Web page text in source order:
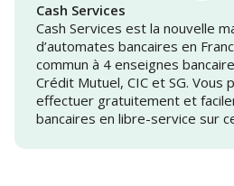
Cash Services
Cash Services est la nouvelle
d’automates bancaires en
commun à 4 enseignes
Crédit Mutuel, CIC et SG. Vous
effectuer gratuitement et
bancaires en libre-service sur